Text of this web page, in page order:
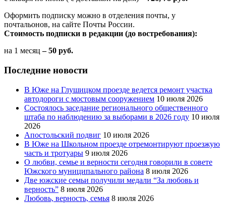
Оформить подписку можно в отделения почты, у
почтальонов, на сайте Почты России.
Стоимость подписки в редакции (до востребования):
на 1 месяц – 50 руб.
Последние новости
В Юже на Глушицком проезде ведется ремонт участка
автодороги с мостовым сооружением 10 июля 2026
Состоялось заседание регионального общественного
штаба по наблюдению за выборами в 2026 году 10 июля
2026
Апостольский подвиг 10 июля 2026
В Юже на Школьном проезде отремонтируют проезжую
часть и тротуары 9 июля 2026
О любви, семье и верности сегодня говорили в совете
Южского муниципального района 8 июля 2026
Две южские семьи получили медали “За любовь и
верность” 8 июля 2026
Любовь, верность, семья 8 июля 2026